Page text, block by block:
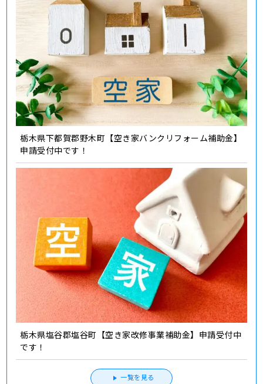
栃木県下都賀郡野木町【空き家バンクリフォーム補助金】
申請受付中です！
栃木県塩谷郡塩谷町【空き家改修事業補助金】申請受付中
です！
一覧を見る